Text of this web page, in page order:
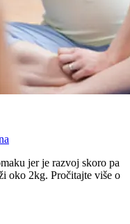
jer je razvoj skoro pa
oko 2kg. Pročitajte više o